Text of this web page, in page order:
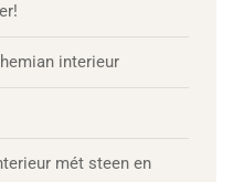
interieur
mét steen en